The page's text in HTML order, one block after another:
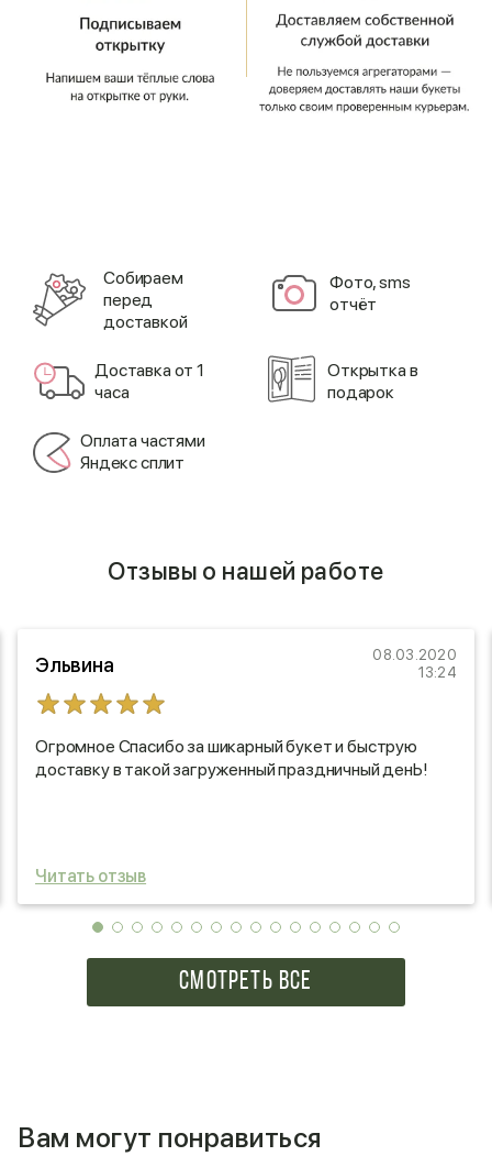
Cобираем
перед
доставкой
Фото, sms
отчёт
Доставка от 1
часа
Открытка в
подарок
Оплата частями
Яндекс сплит
Отзывы о нашей работе
Эльвина
08.03.2020
13:24
Огромное Спасибо за шикарный букет и быструю
доставку в такой загруженный праздничный денЬ!
Читать отзыв
СМОТРЕТЬ ВСЕ
Вам могут понравиться